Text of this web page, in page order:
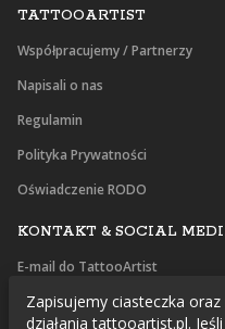
TATTOOARTIST
Współpracujemy / Partnerzy
Napisali o nas
Regulamin
Polityka Prywatności
Oświadczenie RODO
KONTAKT & SOCIAL
E-mail do TattooArtist
Facebook
Zapisujemy ciasteczka
działania tattooartist.pl.